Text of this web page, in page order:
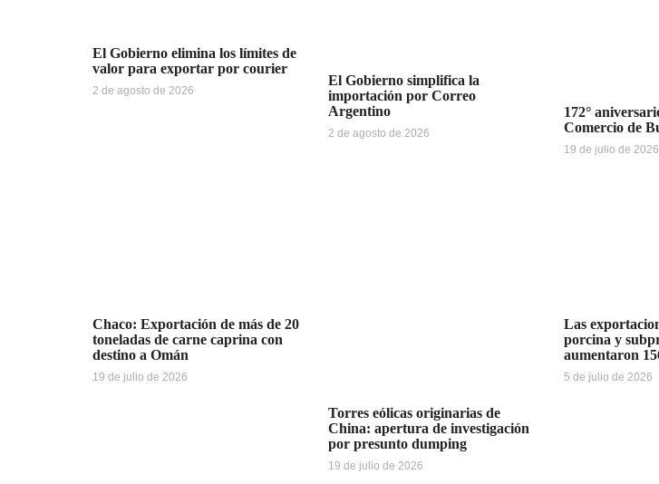
El Gobierno elimina los límites de
valor para exportar por courier
2 de agosto de 2026
El Gobierno simplifica la
importación por Correo
Argentino
2 de agosto de 2026
172°
Comercio de
19 de julio de 2026
Chaco: Exportación de más de 20
toneladas de carne caprina con
destino a Omán
19 de julio de 2026
Torres eólicas originarias de
China: apertura de investigación
por presunto dumping
19 de julio de 2026
Las
porcina y
aumentaron
5 de julio de 2026